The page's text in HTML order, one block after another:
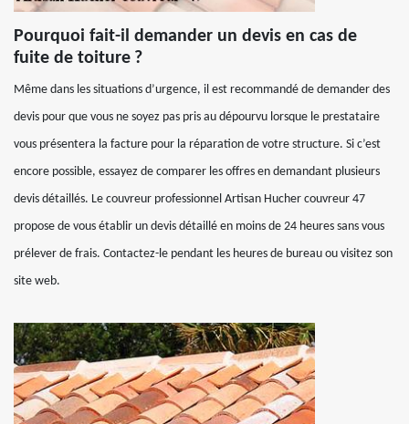
Pourquoi fait-il demander un devis en cas de
fuite de toiture ?
Même dans les situations d’urgence, il est recommandé de demander des
devis pour que vous ne soyez pas pris au dépourvu lorsque le prestataire
vous présentera la facture pour la réparation de votre structure. Si c’est
encore possible, essayez de comparer les offres en demandant plusieurs
devis détaillés. Le couvreur professionnel Artisan Hucher couvreur 47
propose de vous établir un devis détaillé en moins de 24 heures sans vous
prélever de frais. Contactez-le pendant les heures de bureau ou visitez son
site web.